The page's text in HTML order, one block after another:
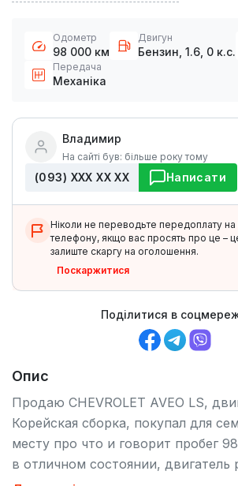
Одометр
98 000 км
Двигун
Бензин, 1.6, 0 к.с.
Передача
Механіка
Владимир
На сайті був: більше року тому
(093) ХХХ ХХ ХХ Написати
Ніколи не переводьте передоплату
телефону, якщо вас просять про це –
залиште скаргу на оголошення.
Поскаржитися
Поділитися в
Опис
Продаю CHEVROLET AVEO LS,
Корейская сборка, покупал для
месту про что и говорит пробег
в отличном состоянии, двигатель